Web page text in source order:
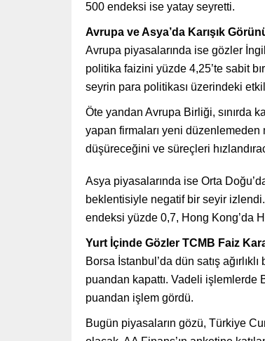
500 endeksi ise yatay seyretti.
Avrupa ve Asya’da Karışık
Avrupa piyasalarında ise gözler
politika faizini yüzde 4,25’te sabit
seyrin para politikası üzerindeki
Öte yandan Avrupa Birliği, sınırda
yapan firmaları yeni düzenlemeden
düşüreceğini ve süreçleri
Asya piyasalarında ise Orta
beklentisiyle negatif bir seyir
endeksi yüzde 0,7, Hong Kong’da
Yurt İçinde Gözler TCMB Faiz
Borsa İstanbul’da dün satış
puandan kapattı. Vadeli işlemlerde
puandan işlem gördü.
Bugün piyasaların gözü, Türkiye